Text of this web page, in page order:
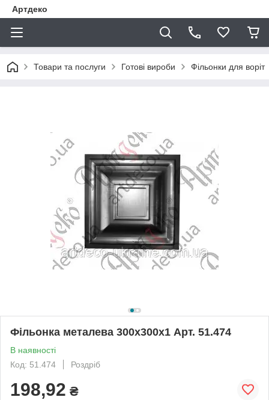
Артдеко
Товари та послуги Готові вироби Фільонки для воріт
Фільонка металева 300х300х1 Арт. 51.474
В наявності
Код: 51.474
Роздріб
198,92 ₴